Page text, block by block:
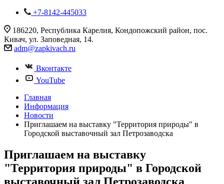
+7-8142-445033
186220, Республика Карелия, Кондопожский район, пос.
Кивач, ул. Заповедная, 14.
adm@zapkivach.ru
Вконтакте
YouTube
Главная
Информация
Новости
Приглашаем на выставку "Территория природы" в
Городской выставочный зал Петрозаводска
Приглашаем на выставку
"Территория природы" в Городской